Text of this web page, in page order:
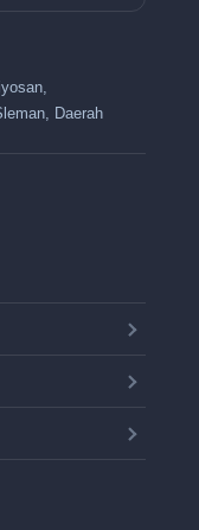
Daerah